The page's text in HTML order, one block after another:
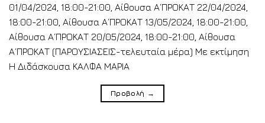
01/04/2024, 18:00-21:00, Αίθουσα Α΄ΠΡΟΚΑΤ 22/04/2024,
18:00-21:00, Αίθουσα Α΄ΠΡΟΚΑΤ 13/05/2024, 18:00-21:00,
Αίθουσα Α΄ΠΡΟΚΑΤ 20/05/2024, 18:00-21:00, Αίθουσα
Α΄ΠΡΟΚΑΤ (ΠΑΡΟΥΣΙΑΣΕΙΣ-τελευταία μέρα) Με εκτίμηση
Η Διδάσκουσα ΚΑΛΦΑ ΜΑΡΙΑ
Προβολή →